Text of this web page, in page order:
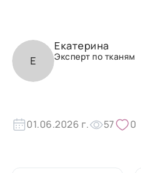
Е
Екатерина
Эксперт по тканям
01.06.2026 г. 57 0